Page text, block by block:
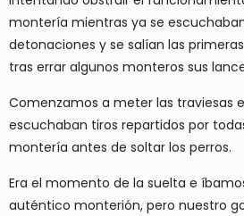
montería mientras ya se
detonaciones y se salían las
tras errar algunos monteros sus
Comenzamos a meter las traviesas
escuchaban tiros repartidos por
montería antes de soltar los perros.
Era el momento de la suelta e
auténtico monterión, pero nuestro